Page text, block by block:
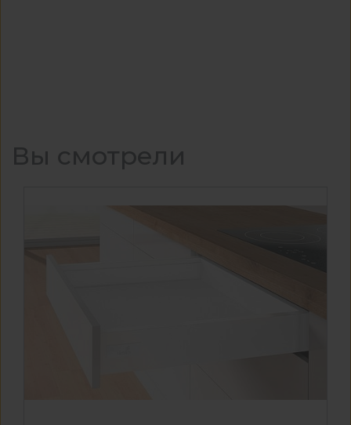
Вы смотрели